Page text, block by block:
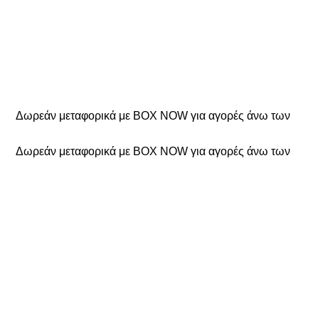
Δωρεάν μεταφορικά με BOX NOW για αγορές άνω των
Δωρεάν μεταφορικά με BOX NOW για αγορές άνω των